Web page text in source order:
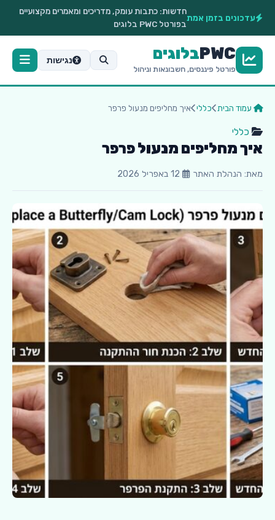
עדכונים בזמן אמת
חדשות: כתבות עומק, מדריכים ומאמרים מקצועיים
בפורטל PWC בלוגים
PWCבלוגים
פורטל פיננסים, חשבונאות וניהול
נגישות
עמוד הבית כללי איך מחליפים מנעול פרפר
כללי
איך מחליפים מנעול פרפר
מאת: הנהלת האתר